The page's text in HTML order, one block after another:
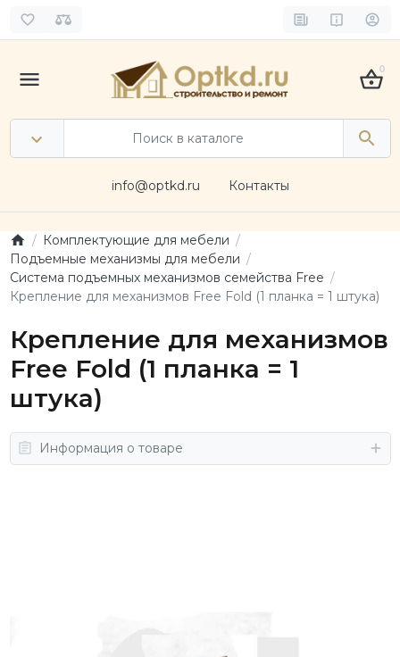
0
info@optkd.ru Контакты
Комплектующие для мебели
Подъемные механизмы для мебели
Система подъемных механизмов семейства Free
Крепление для механизмов Free Fold (1 планка = 1 штука)
Крепление для механизмов
Free Fold (1 планка = 1
штука)
Информация о товаре